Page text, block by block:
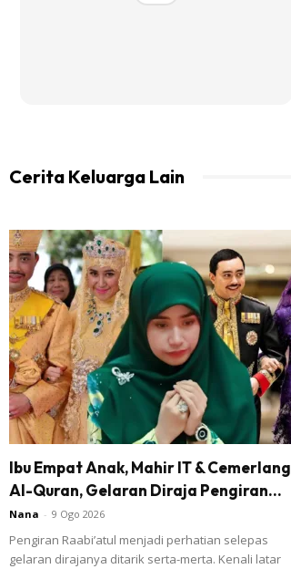
Cerita Keluarga Lain
Ibu Empat Anak, Mahir IT & Cemerlang
Al-Quran, Gelaran Diraja Pengiran...
Nana - 9 Ogo 2026
Pengiran Raabi’atul menjadi perhatian selepas
gelaran dirajanya ditarik serta-merta. Kenali latar